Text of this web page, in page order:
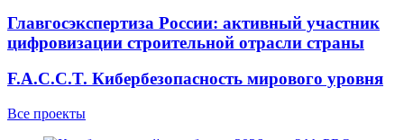
Главгосэкспертиза России: активный участник
цифровизации строительной отрасли страны
F.A.C.C.T. Кибербезопасность мирового уровня
Все проекты